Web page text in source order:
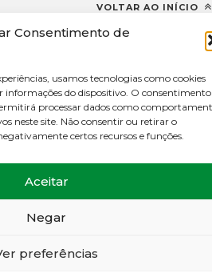
Consentimento de
usamos tecnologias como cookies
informações do dispositivo. O consentimento
processar dados como
neste site. Não consentir ou retirar o
certos recursos e funções.
Aceitar
Negar
preferências
VOLTAR AO INÍCIO